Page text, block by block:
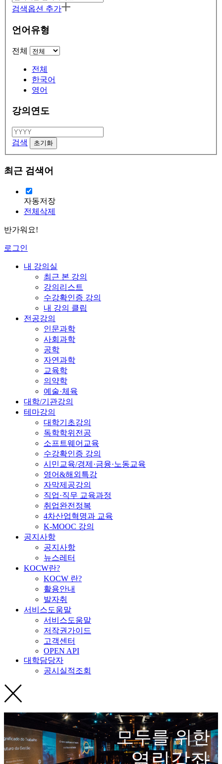
검색옵션 추가
언어유형
전체
전체
한국어
영어
강의연도
검색
최근 검색어
자동저장
전체삭제
반가워요!
로그인
내 강의실
최근 본 강의
강의리스트
수강확인증 강의
내 강의 클립
전공강의
인문과학
사회과학
공학
자연과학
교육학
의약학
예술·체육
대학/기관강의
테마강의
대학기초강의
독학학위전공
소프트웨어교육
수강확인증 강의
시민교육/경제·금융·노동교육
영어&해외특강
자막제공강의
직업·직무 교육과정
취업완전정복
4차산업혁명과 교육
K-MOOC 강의
공지사항
공지사항
뉴스레터
KOCW란?
KOCW 란?
활용안내
발자취
서비스도움말
서비스도움말
저작권가이드
고객센터
OPEN API
대학담당자
공시실적조회
모두를 위한